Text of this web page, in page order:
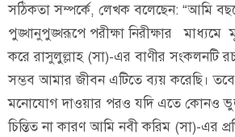
সঠিকতা সম্পর্কে, লেখক বলেছেন: “আমি
পুঙ্খানুপুঙ্খরূপে পরীক্ষা নিরীক্ষার
করে রাসুলুল্লাহ (সা)-এর বাণীর সংকলনটি
সম্ভব আমার জীবন এটিতে ব্যয় করেছি।
মনোযোগ দাওয়ার পরও যদি এতে কোনও
চিন্তিত না কারণ আমি নবী করিম (সা)-এর